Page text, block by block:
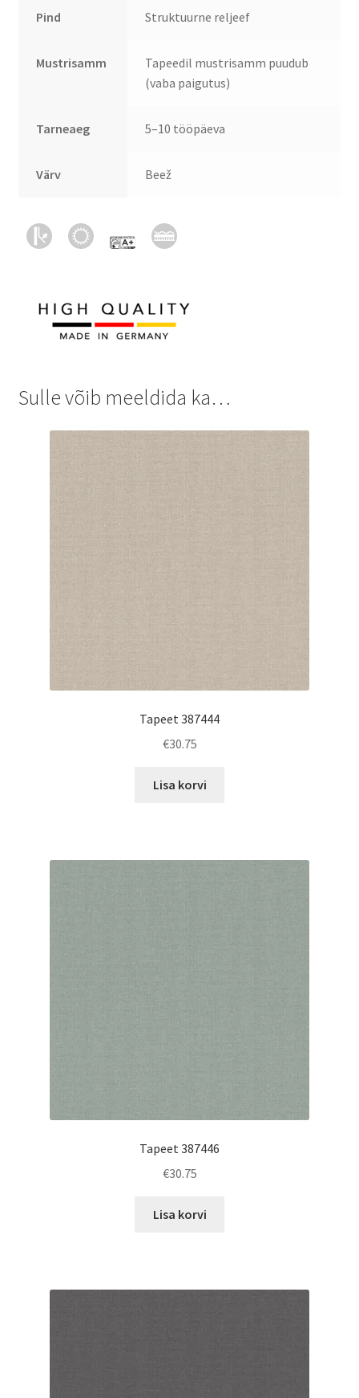
Pind Struktuurne reljeef
Mustrisamm
Tapeedil mustrisamm puudub
(vaba paigutus)
Tarneaeg 5–10 tööpäeva
Värv Beež
Sulle võib meeldida ka…
Tapeet 387444
€30.75
Lisa korvi
Tapeet 387446
€30.75
Lisa korvi